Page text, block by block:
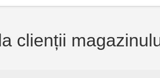
clienții